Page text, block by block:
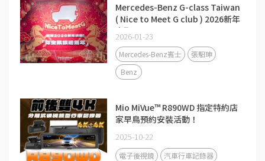
Mercedes-Benz G-class Taiwan
( Nice to Meet G club ) 2026新年
車聚
2026-01-23
Mercedes-Benz賓士
張馹珅
Benz
Mio MiVue™ R890WD 指定特約店
家早鳥預約安裝活動！
2025-10-22
電子後視鏡 汽車行車記錄器